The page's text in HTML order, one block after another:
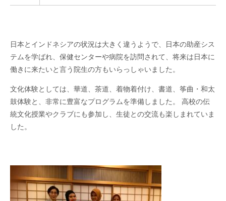
日本とインドネシアの状況は大きく違うようで、日本の助産シス
テムを学ばれ、保健センターや病院を訪問されて、将来は日本に
働きに来たいと言う院生の方もいらっしゃいました。
文化体験としては、華道、茶道、着物着付け、書道、筝曲・和太
鼓体験と、非常に豊富なプログラムを準備しました。 高校の伝
統文化授業やクラブにも参加し、生徒との交流も楽しまれていま
した。